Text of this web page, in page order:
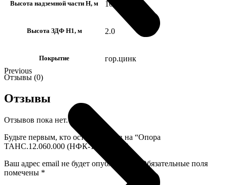
Previous
Высота надземной части H, м 10.0
Высота ЗДФ Н1, м 2.0
Покрытие гор.цинк
Отзывы (0)
Отзывы
Отзывов пока нет.
Будьте первым, кто оставил отзыв на “Опора
ТАНС.12.060.000 (НФК-10.0-02-ц)”
Ваш адрес email не будет опубликован.
Обязательные поля
помечены *